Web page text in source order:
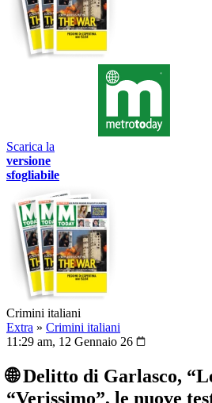
Scarica la
versione
sfogliabile
Crimini italiani
Extra » Crimini italiani
11:29 am, 12 Gennaio 26
🌐 Delitto di Garlasco,
“Verissimo”, le nuove